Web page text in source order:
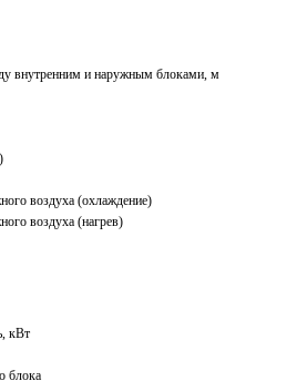
внутренним и наружным блоками, м
воздуха (охлаждение)
воздуха (нагрев)
кВт
блока